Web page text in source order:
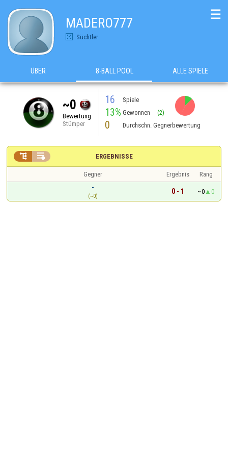
MADERO777
Süchtler
☰
ÜBER 8-BALL POOL ALLE SPIELE
~0
Bewertung
Stümper
16 Spiele
13% Gewonnen (2)
0 Durchschn. Gegnerbewertung
ERGEBNISSE
 
Gegner Ergebnis
Rang
-
(~0)
0 - 1 ~0 0